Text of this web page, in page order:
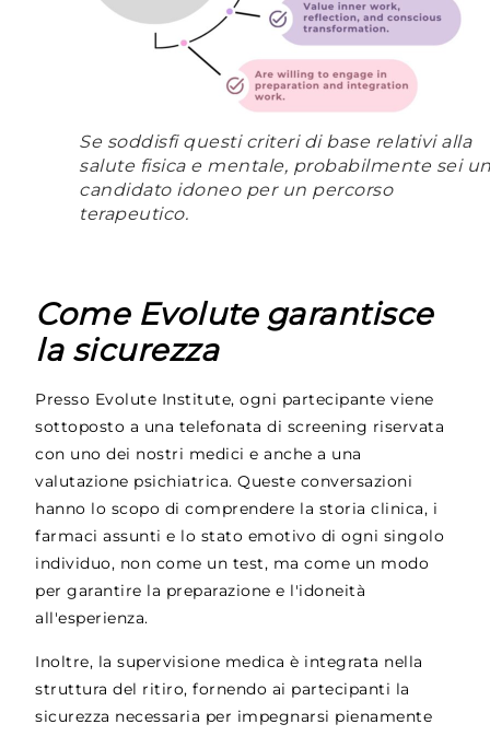
Se soddisfi questi criteri di base relativi alla
salute fisica e mentale, probabilmente sei
candidato idoneo per un percorso
terapeutico.
Come Evolute garantisce
la sicurezza
Presso Evolute Institute, ogni partecipante viene
sottoposto a una telefonata di screening riservata
con uno dei nostri medici e anche a una
valutazione psichiatrica. Queste conversazioni
hanno lo scopo di comprendere la storia clinica, i
farmaci assunti e lo stato emotivo di ogni singolo
individuo, non come un test, ma come un modo
per garantire la preparazione e l'idoneità
all'esperienza.
Inoltre, la supervisione medica è integrata nella
struttura del ritiro, fornendo ai partecipanti la
sicurezza necessaria per impegnarsi pienamente